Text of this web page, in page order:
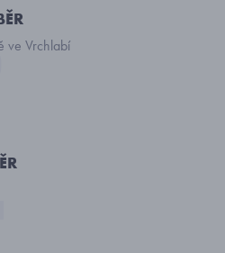
ve Vrchlabí